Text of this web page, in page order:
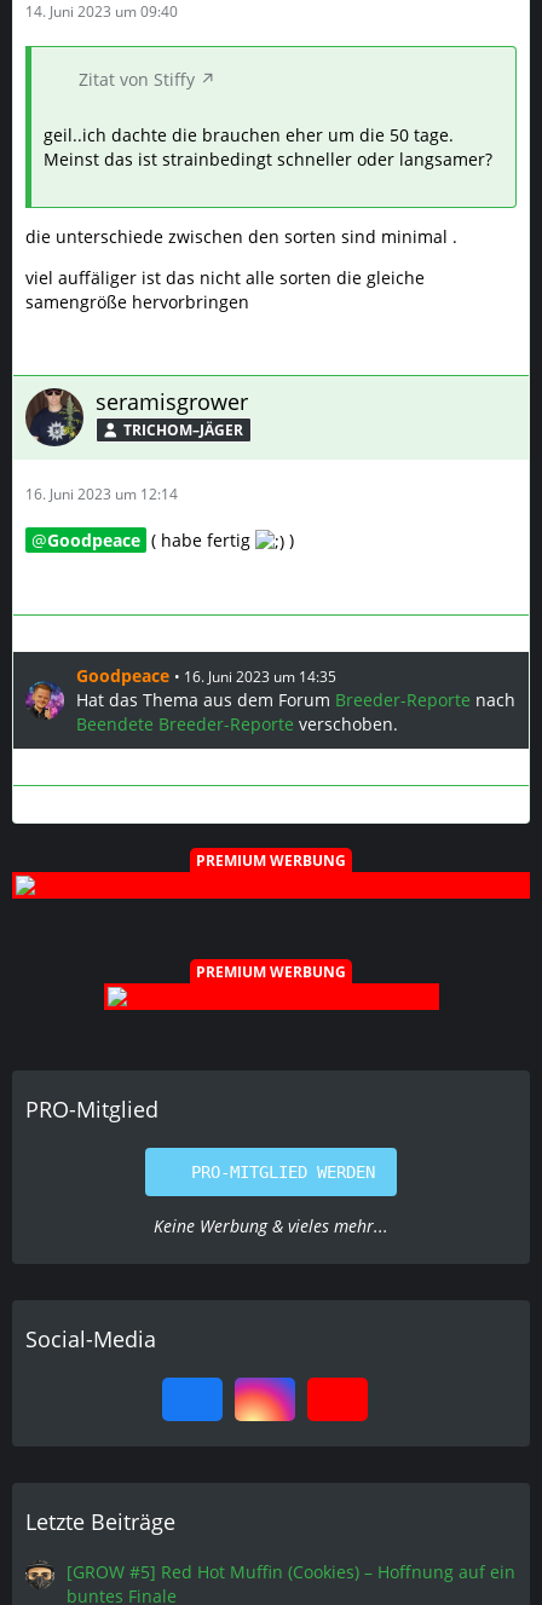
14. Juni 2023 um 09:40
Zitat von Stiffy
geil..ich dachte die brauchen eher um die 50 tage.
Meinst das ist strainbedingt schneller oder langsamer?
die unterschiede zwischen den sorten sind minimal .
viel auffäliger ist das nicht alle sorten die gleiche
samengröße hervorbringen
seramisgrower
TRICHOM–JÄGER
16. Juni 2023 um 12:14
Goodpeace ( habe fertig )
Goodpeace 16. Juni 2023 um 14:35
Hat das Thema aus dem Forum Breeder-Reporte nach
Beendete Breeder-Reporte verschoben.
PREMIUM WERBUNG
PREMIUM WERBUNG
PRO-Mitglied
PRO-MITGLIED WERDEN
Keine Werbung & vieles mehr...
Social-Media
Letzte Beiträge
[GROW #5] Red Hot Muffin (Cookies) – Hoffnung auf ein
buntes Finale